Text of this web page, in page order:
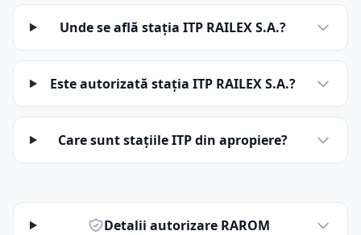
Unde se află stația ITP RAILEX S.A.?
Este autorizată stația ITP RAILEX S.A.?
Care sunt stațiile ITP din apropiere?
Detalii autorizare RAROM